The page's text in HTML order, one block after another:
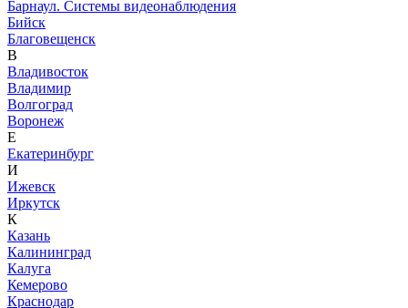
Барнаул. Системы видеонаблюдения
Бийск
Благовещенск
В
Владивосток
Владимир
Волгоград
Воронеж
Е
Екатеринбург
И
Ижевск
Иркутск
К
Казань
Калининград
Калуга
Кемерово
Краснодар